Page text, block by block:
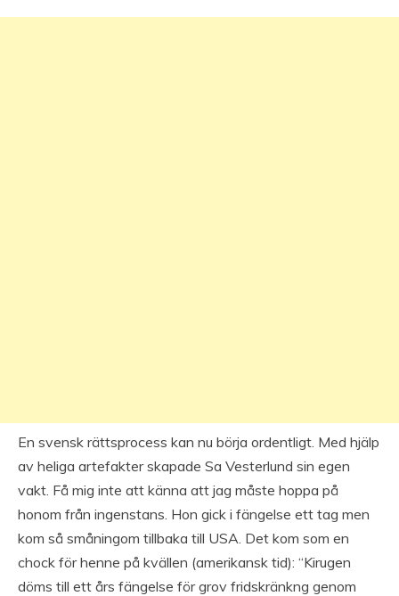
En svensk rättsprocess kan nu börja ordentligt. Med hjälp
av heliga artefakter skapade Sa Vesterlund sin egen
vakt. Få mig inte att känna att jag måste hoppa på
honom från ingenstans. Hon gick i fängelse ett tag men
kom så småningom tillbaka till USA. Det kom som en
chock för henne på kvällen (amerikansk tid): “Kirugen
döms till ett års fängelse för grov fridskränkng genom